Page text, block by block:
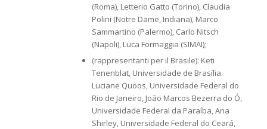
(Roma), Letterio Gatto (Torino), Claudia
Polini (Notre Dame, Indiana), Marco
Sammartino (Palermo), Carlo Nitsch
(Napoli), Luca Formaggia (SIMAI);
(rappresentanti per il Brasile): Keti
Tenenblat, Universidade de Brasília.
Luciane Quoos, Universidade Federal do
Rio de Janeiro, João Marcos Bezerra do Ó,
Universidade Federal da Paraíba, Ana
Shirley, Universidade Federal do Ceará,